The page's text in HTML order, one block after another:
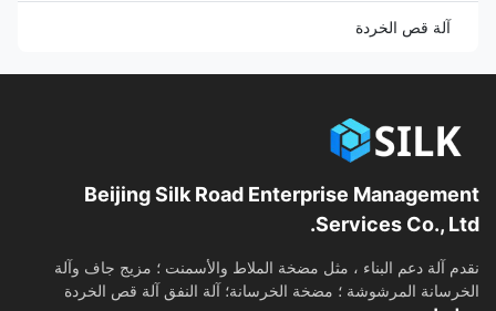
آلة قص الخردة
Beijing Silk Road Enterprise Management
Services Co., Ltd.
نقدم آلة دعم البناء ، مثل مضخة الملاط والأسمنت ؛ مزيج جاف وآلة
الخرسانة المرشوشة ؛ مضخة الخرسانة؛ آلة النفق آلة قص الخردة